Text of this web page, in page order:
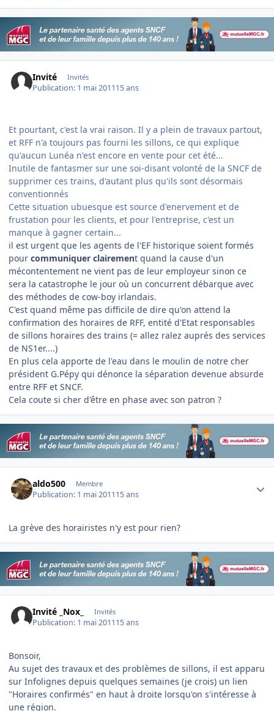
Invité Invités
Publication: 1 mai 201115 ans
Et pourtant, c'est la vrai raison. Il y a plein de travaux partout,
et RFF n'a toujours pas fourni les sillons, ce qui explique
qu'aucun Lunéa n'est encore en vente pour cet été...
Inutile de fantasmer sur une soi-disant volonté de la SNCF de
supprimer ces trains, d'autant plus qu'ils sont désormais
conventionnés
Cette situation ubuesque est source d'enervement et de
frustation pour les clients, et pour l'entreprise, c'est un
manque à gagner certain...
il est urgent que les agents de l'EF historique soient formés
pour communiquer clairement quand la cause d'un
mécontentement ne vient pas de leur employeur sinon ce
sera la catastrophe le jour où un concurrent débarque avec
des méthodes de cow-boy irlandais.
C'est quand même pas difficile de dire qu'on attend la
confirmation des horaires de RFF, entité d'Etat responsables
de sillons horaires des trains (= allez ralez auprés des services
de NS1er....)
En plus cela apporte de l'eau dans le moulin de notre cher
président G.Pépy qui dénonce la séparation devenue absurde
entre RFF et SNCF.
Cela coute si cher d'être en phase avec son patron ?
aldo500 Membre
Publication: 1 mai 201115 ans
La grève des horairistes n'y est pour rien?
Invité _Nox_ Invités
Publication: 1 mai 201115 ans
Bonsoir,
Au sujet des travaux et des problèmes de sillons, il est apparu
sur Infolignes depuis quelques semaines (je crois) un lien
"Horaires confirmés" en haut à droite lorsqu'on s'intéresse à
une région.